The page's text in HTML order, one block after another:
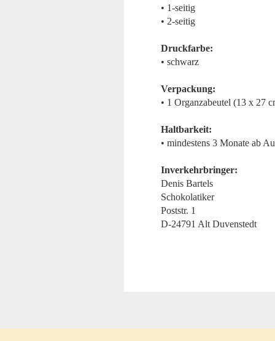
• 1-seitig
• 2-seitig
Druckfarbe:
• schwarz
Verpackung:
• 1 Organzabeutel (13 x 27
Haltbarkeit:
• mindestens 3 Monate ab
Inverkehrbringer:
Denis Bartels
Schokolatiker
Poststr. 1
D-24791 Alt Duvenstedt